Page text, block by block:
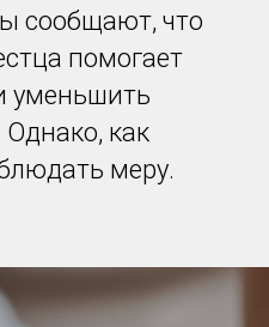
сообщают, что
помогает
уменьшить
как
меру.